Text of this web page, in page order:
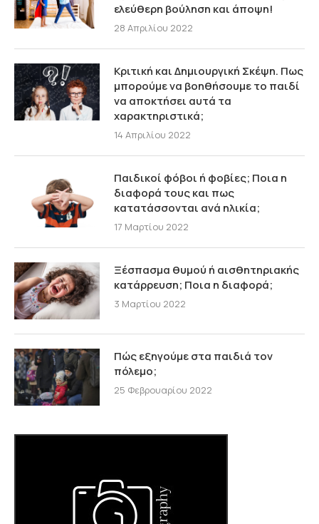
ελεύθερη βούληση και άποψη!
28 Απριλίου 2022
Κριτική και Δημιουργική Σκέψη. Πως
μπορούμε να βοηθήσουμε το παιδί
να αποκτήσει αυτά τα
χαρακτηριστικά;
14 Απριλίου 2022
Παιδικοί φόβοι ή φοβίες; Ποια η
διαφορά τους και πως
κατατάσσονται ανά ηλικία;
17 Μαρτίου 2022
Ξέσπασμα θυμού ή αισθητηριακής
κατάρρευση; Ποια η διαφορά;
3 Μαρτίου 2022
Πώς εξηγούμε στα παιδιά τον
πόλεμο;
25 Φεβρουαρίου 2022